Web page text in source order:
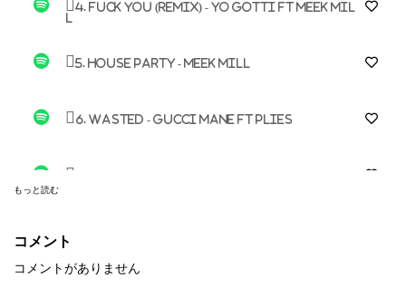
4. Fuck You (Remix) - Yo Gotti ft Meek Mil
l
5. House Party - Meek Mill
6. Wasted - Gucci Mane ft Plies
もっと読む
コメント
コメントがありません